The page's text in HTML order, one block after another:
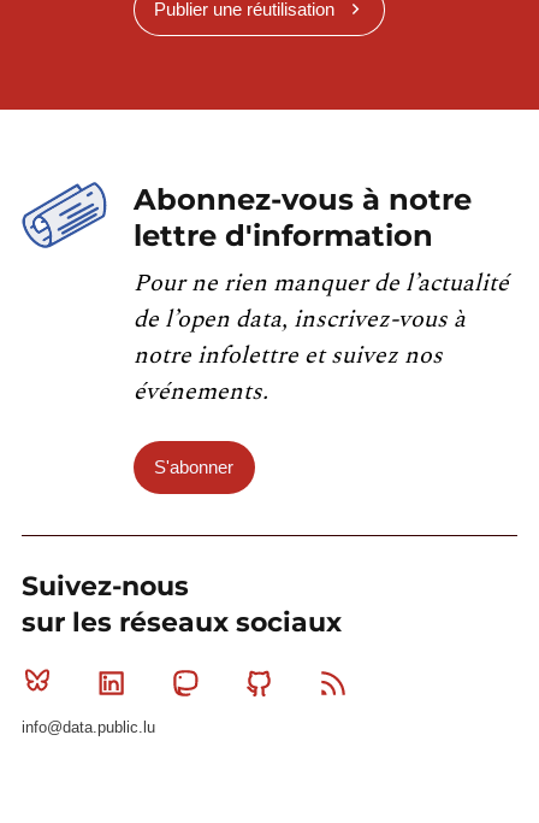
Publier une réutilisation
Abonnez-vous à notre
lettre d'information
Pour ne rien manquer de l’actualité
de l’open data, inscrivez-vous à
notre infolettre et suivez nos
événements.
S'abonner
Suivez-nous
sur les réseaux sociaux
Bluesky Linkedin MastodonGithub
info@data.public.lu